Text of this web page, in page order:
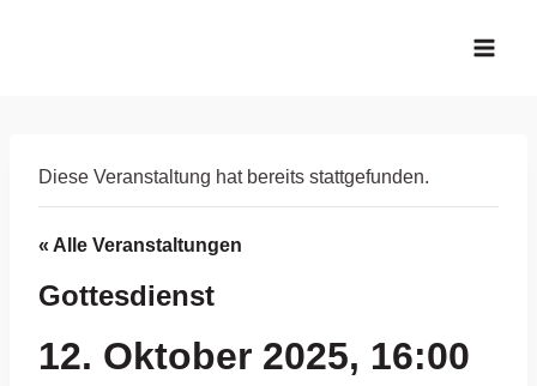
Diese Veranstaltung hat bereits stattgefunden.
« Alle Veranstaltungen
Gottesdienst
12. Oktober 2025, 16:00